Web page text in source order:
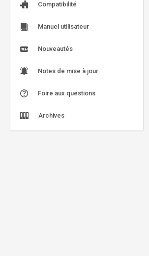
Compatibilité
Manuel utilisateur
Nouveautés
Notes de mise à jour
Foire aux questions
Archives